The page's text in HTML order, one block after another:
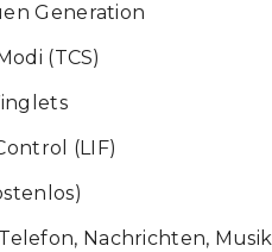
Generation
(TCS)
(LIF)
Nachrichten,